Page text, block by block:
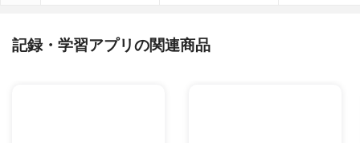
記録・学習アプリの関連商品